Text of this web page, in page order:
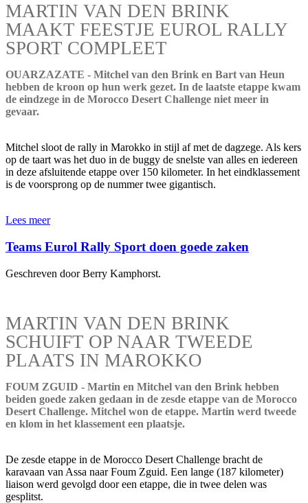
MARTIN VAN DEN BRINK
MAAKT FEESTJE EUROL RALLY
SPORT COMPLEET
OUARZAZATE - Mitchel van den Brink en Bart van Heun
hebben de kroon op hun werk gezet. In de laatste etappe kwam
de eindzege in de Morocco Desert Challenge niet meer in
gevaar.
Mitchel sloot de rally in Marokko in stijl af met de dagzege. Als kers
op de taart was het duo in de buggy de snelste van alles en iedereen
in deze afsluitende etappe over 150 kilometer. In het eindklassement
is de voorsprong op de nummer twee gigantisch.
Lees meer
Teams Eurol Rally Sport doen goede zaken
Geschreven door Berry Kamphorst.
MARTIN VAN DEN BRINK
SCHUIFT OP NAAR TWEEDE
PLAATS IN MAROKKO
FOUM ZGUID - Martin en Mitchel van den Brink hebben
beiden goede zaken gedaan in de zesde etappe van de Morocco
Desert Challenge. Mitchel won de etappe. Martin werd tweede
en klom in het klassement een plaatsje.
De zesde etappe in de Morocco Desert Challenge bracht de
karavaan van Assa naar Foum Zguid. Een lange (187 kilometer)
liaison werd gevolgd door een etappe, die in twee delen was
gesplitst.